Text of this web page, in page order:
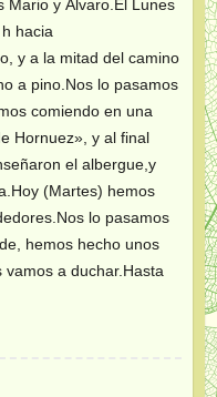
Mario y Álvaro.El Lunes
hacia
y a la mitad del camino
a pino.Nos lo pasamos
comiendo en una
Hornuez», y al final
el albergue,y
(Martes) hemos
lo pasamos
hemos hecho unos
a duchar.Hasta